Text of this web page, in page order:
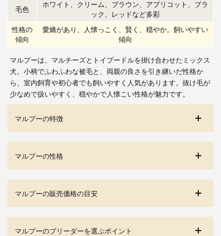
毛色
ホワイト、クリーム、ブラウン、アプリコット、ブラ
ック、レッドなど多彩
性格の
傾向
愛嬌があり、人懐っこく、賢く、穏やか。飼いやすい
傾向
マルプーは、マルチーズとトイプードルを掛け合わせたミックス
犬。小柄でふわふわな被毛と、両親の良さを引き継いだ性格か
ら、室内飼育や初心者でも飼いやすく人気があります。抜け毛が
少なめで扱いやすく、穏やかで人懐こい性格が魅力です。
マルプーの特徴
マルプーの性格
マルプーの販売価格の目安
マルプーのブリーダーを選ぶポイント